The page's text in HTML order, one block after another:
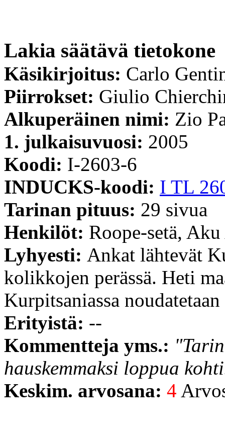
Lakia säätävä tietokone
Käsikirjoitus: Carlo
Piirrokset: Giulio
Alkuperäinen nimi: Zio
1. julkaisuvuosi: 2005
Koodi: I-2603-6
INDUCKS-koodi: I TL
Tarinan pituus: 29 sivua
Henkilöt: Roope-setä,
Lyhyesti: Ankat lähtevät
kolikkojen perässä. Heti
Kurpitsaniassa
Erityistä: --
Kommentteja yms.:
hauskemmaksi loppua
Keskim. arvosana: 4